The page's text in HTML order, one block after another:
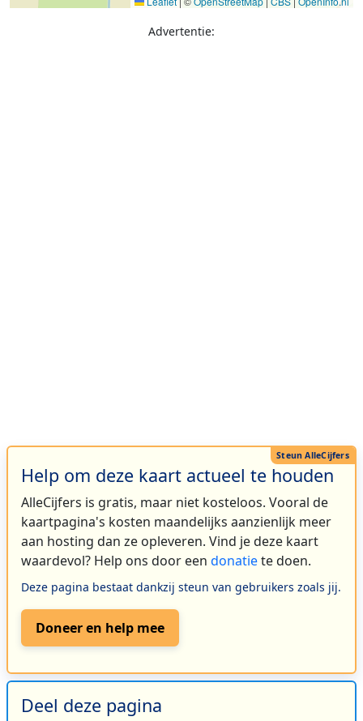
Advertentie:
Help om deze kaart actueel te houden
AlleCijfers is gratis, maar niet kosteloos. Vooral de
kaartpagina's kosten maandelijks aanzienlijk meer
aan hosting dan ze opleveren. Vind je deze kaart
waardevol? Help ons door een donatiete doen.
Deze pagina bestaat dankzij steun van gebruikers zoals jij.
Doneer en help mee
Deel deze pagina